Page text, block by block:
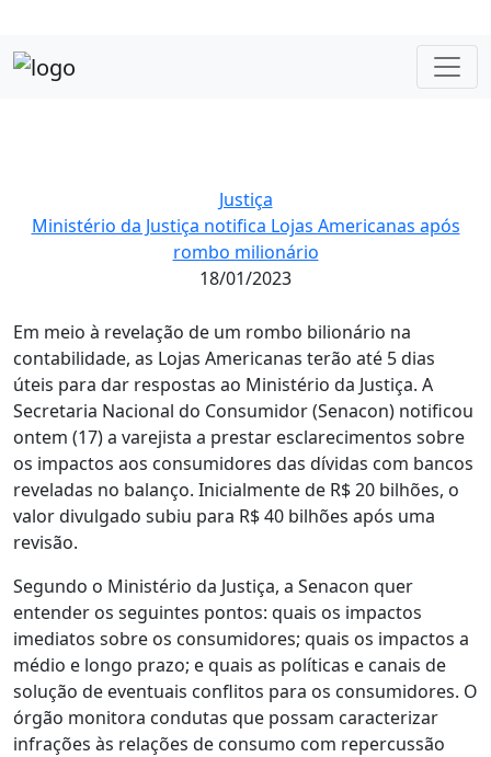
Justiça
Ministério da Justiça notifica Lojas Americanas após
rombo milionário
18/01/2023
Em meio à revelação de um rombo bilionário na
contabilidade, as Lojas Americanas terão até 5 dias
úteis para dar respostas ao Ministério da Justiça. A
Secretaria Nacional do Consumidor (Senacon) notificou
ontem (17) a varejista a prestar esclarecimentos sobre
os impactos aos consumidores das dívidas com bancos
reveladas no balanço. Inicialmente de R$ 20 bilhões, o
valor divulgado subiu para R$ 40 bilhões após uma
revisão.
Segundo o Ministério da Justiça, a Senacon quer
entender os seguintes pontos: quais os impactos
imediatos sobre os consumidores; quais os impactos a
médio e longo prazo; e quais as políticas e canais de
solução de eventuais conflitos para os consumidores. O
órgão monitora condutas que possam caracterizar
infrações às relações de consumo com repercussão